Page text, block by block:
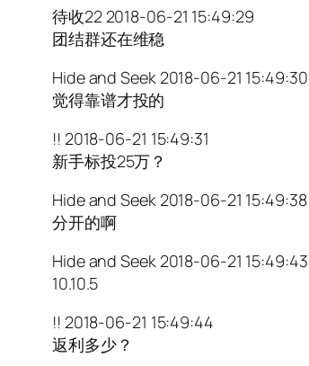
待收22 2018-06-21 15:49:29
团结群还在维稳
Hide and Seek 2018-06-21 15:49:30
觉得靠谱才投的
!! 2018-06-21 15:49:31
新手标投25万？
Hide and Seek 2018-06-21 15:49:38
分开的啊
Hide and Seek 2018-06-21 15:49:43
10.10.5
!! 2018-06-21 15:49:44
返利多少？